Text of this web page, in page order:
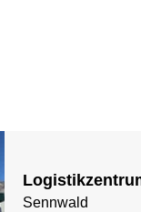
Sennwald